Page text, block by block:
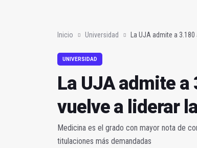
Inicio Universidad La UJA admite a
UNIVERSIDAD
La UJA admite
vuelve a liderar
Medicina es el grado con mayor nota de
titulaciones más demandadas